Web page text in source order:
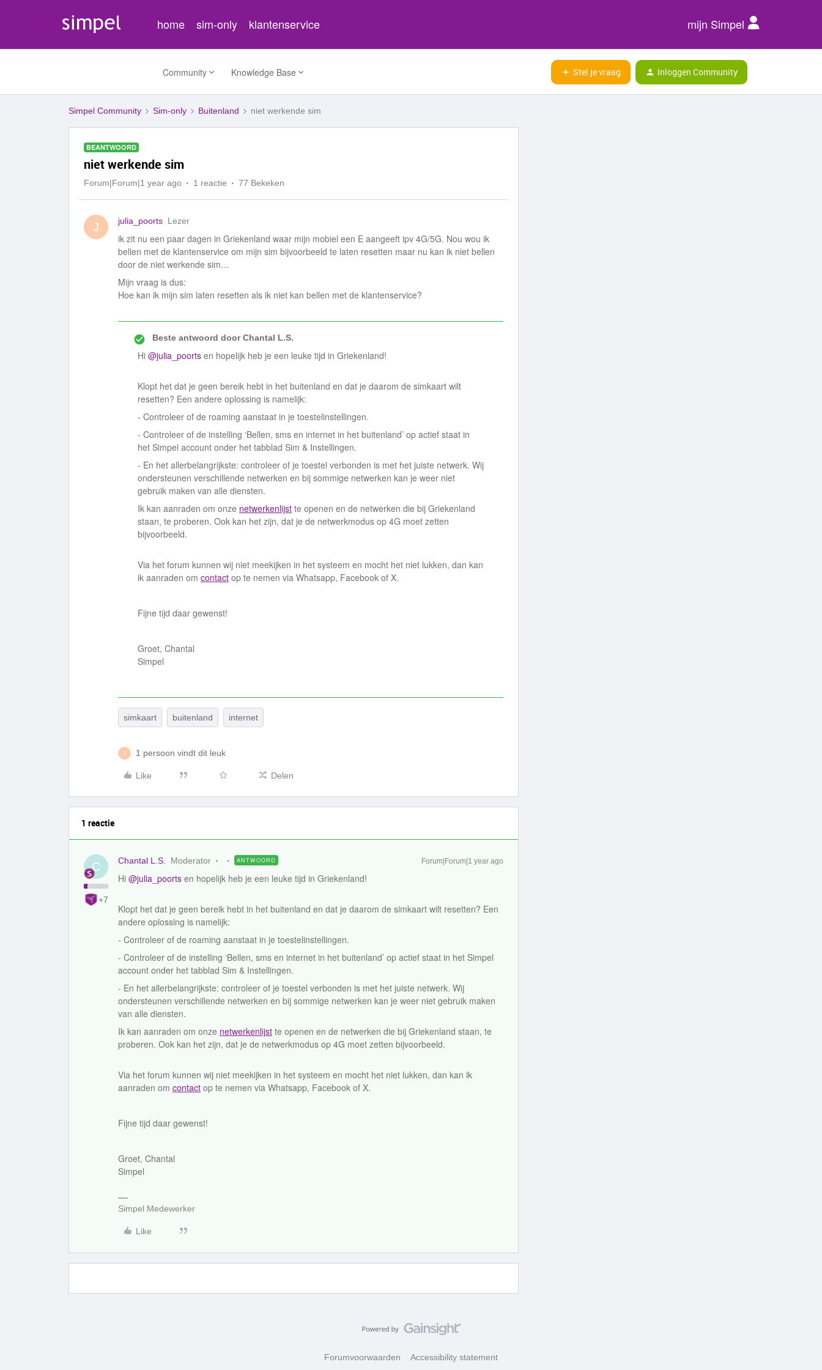
home sim-only klantenservice mijn Simpel
Community Knowledge Base Stel je vraag Inloggen Community
Simpel Community Sim-only Buitenland niet werkende sim
BEANTWOORD
niet werkende sim
Forum|Forum|1 year ago 1 reactie 77 Bekeken
J julia_poorts Lezer
ik zit nu een paar dagen in Griekenland waar mijn mobiel een E aangeeft ipv 4G/5G. Nou wou ik
bellen met de klantenservice om mijn sim bijvoorbeeld te laten resetten maar nu kan ik niet bellen
door de niet werkende sim…
Mijn vraag is dus:
Hoe kan ik mijn sim laten resetten als ik niet kan bellen met de klantenservice?
Beste antwoord doorChantal L.S.
Hi ​ @julia_poorts en hopelijk heb je een leuke tijd in Griekenland!
Klopt het dat je geen bereik hebt in het buitenland en dat je daarom de simkaart wilt
resetten? Een andere oplossing is namelijk:
- Controleer of de roaming aanstaat in je toestelinstellingen.
- Controleer of de instelling ‘Bellen, sms en internet in het buitenland’ op actief staat in
het Simpel account onder het tabblad Sim & Instellingen.
- En het allerbelangrijkste: controleer of je toestel verbonden is met het juiste netwerk. Wij
ondersteunen verschillende netwerken en bij sommige netwerken kan je weer niet
gebruik maken van alle diensten.
Ik kan aanraden om onze netwerkenlijst te openen en de netwerken die bij Griekenland
staan, te proberen. Ook kan het zijn, dat je de netwerkmodus op 4G moet zetten
bijvoorbeeld.
Via het forum kunnen wij niet meekijken in het systeem en mocht het niet lukken, dan kan
ik aanraden om contact op te nemen via Whatsapp, Facebook of X.
Fijne tijd daar gewenst!
Groet, Chantal
Simpel
simkaart buitenland internet
J 1 persoon vindt dit leuk
Like Delen
1 reactie
C
+7
Chantal L.S. Moderator ANTWOORD Forum|Forum|1 year ago
Hi ​ @julia_poorts en hopelijk heb je een leuke tijd in Griekenland!
Klopt het dat je geen bereik hebt in het buitenland en dat je daarom de simkaart wilt resetten? Een
andere oplossing is namelijk:
- Controleer of de roaming aanstaat in je toestelinstellingen.
- Controleer of de instelling ‘Bellen, sms en internet in het buitenland’ op actief staat in het Simpel
account onder het tabblad Sim & Instellingen.
- En het allerbelangrijkste: controleer of je toestel verbonden is met het juiste netwerk. Wij
ondersteunen verschillende netwerken en bij sommige netwerken kan je weer niet gebruik maken
van alle diensten.
Ik kan aanraden om onze netwerkenlijst te openen en de netwerken die bij Griekenland staan, te
proberen. Ook kan het zijn, dat je de netwerkmodus op 4G moet zetten bijvoorbeeld.
Via het forum kunnen wij niet meekijken in het systeem en mocht het niet lukken, dan kan ik
aanraden om contact op te nemen via Whatsapp, Facebook of X.
Fijne tijd daar gewenst!
Groet, Chantal
Simpel
Simpel Medewerker
Like
Forumvoorwaarden Accessibility statement